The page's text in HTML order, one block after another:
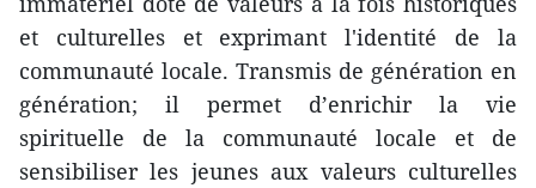
et culturelles et exprimant l'identité de la
communauté locale. Transmis de génération en
génération; il permet d’enrichir la vie
spirituelle de la communauté locale et de
sensibiliser les jeunes aux valeurs culturelles